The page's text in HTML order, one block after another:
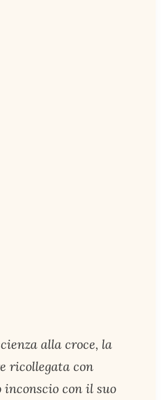
alla croce, la
ricollegata con
inconscio con il suo